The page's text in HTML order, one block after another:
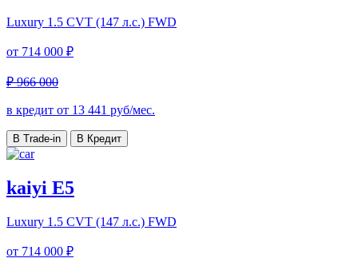
Luxury 1.5 CVT (147 л.с.) FWD
от 714 000 ₽
₽ 966 000
в кредит от 13 441 руб/мес.
В Trade-in В Кредит
kaiyi E5
Luxury 1.5 CVT (147 л.с.) FWD
от 714 000 ₽